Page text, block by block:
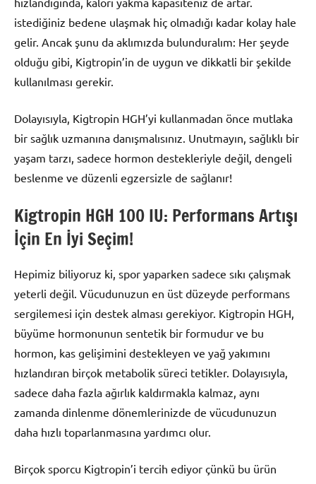
istediğiniz bedene ulaşmak hiç olmadığı kadar kolay hale
gelir. Ancak şunu da aklımızda bulunduralım: Her şeyde
olduğu gibi, Kigtropin’in de uygun ve dikkatli bir şekilde
kullanılması gerekir.
Dolayısıyla, Kigtropin HGH’yi kullanmadan önce mutlaka
bir sağlık uzmanına danışmalısınız. Unutmayın, sağlıklı bir
yaşam tarzı, sadece hormon destekleriyle değil, dengeli
beslenme ve düzenli egzersizle de sağlanır!
Kigtropin HGH 100 IU: Performans Artışı
İçin En İyi Seçim!
Hepimiz biliyoruz ki, spor yaparken sadece sıkı çalışmak
yeterli değil. Vücudunuzun en üst düzeyde performans
sergilemesi için destek alması gerekiyor. Kigtropin HGH,
büyüme hormonunun sentetik bir formudur ve bu
hormon, kas gelişimini destekleyen ve yağ yakımını
hızlandıran birçok metabolik süreci tetikler. Dolayısıyla,
sadece daha fazla ağırlık kaldırmakla kalmaz, aynı
zamanda dinlenme dönemlerinizde de vücudunuzun
daha hızlı toparlanmasına yardımcı olur.
Birçok sporcu Kigtropin’i tercih ediyor çünkü bu ürün